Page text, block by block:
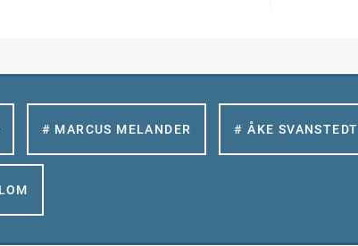
# MARCUS MELANDER # ÅKE SVANSTEDT